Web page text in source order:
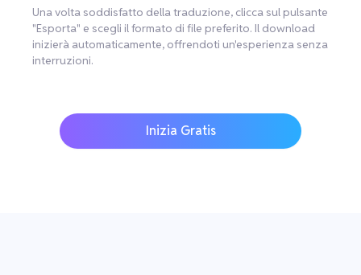
Una volta soddisfatto della traduzione, clicca sul pulsante
"Esporta" e scegli il formato di file preferito. Il download
inizierà automaticamente, offrendoti un'esperienza senza
interruzioni.
Inizia Gratis